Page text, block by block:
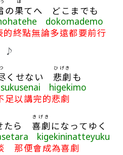
の果てへ どこまでも
dokomademo
終點無論多遠都要前行
♪
くせない 悲劇
ひげき
も
higekimo
足以講完的悲劇
たら 喜劇
きげき
になってゆく
kigekininatteyuku
那便會成為喜劇